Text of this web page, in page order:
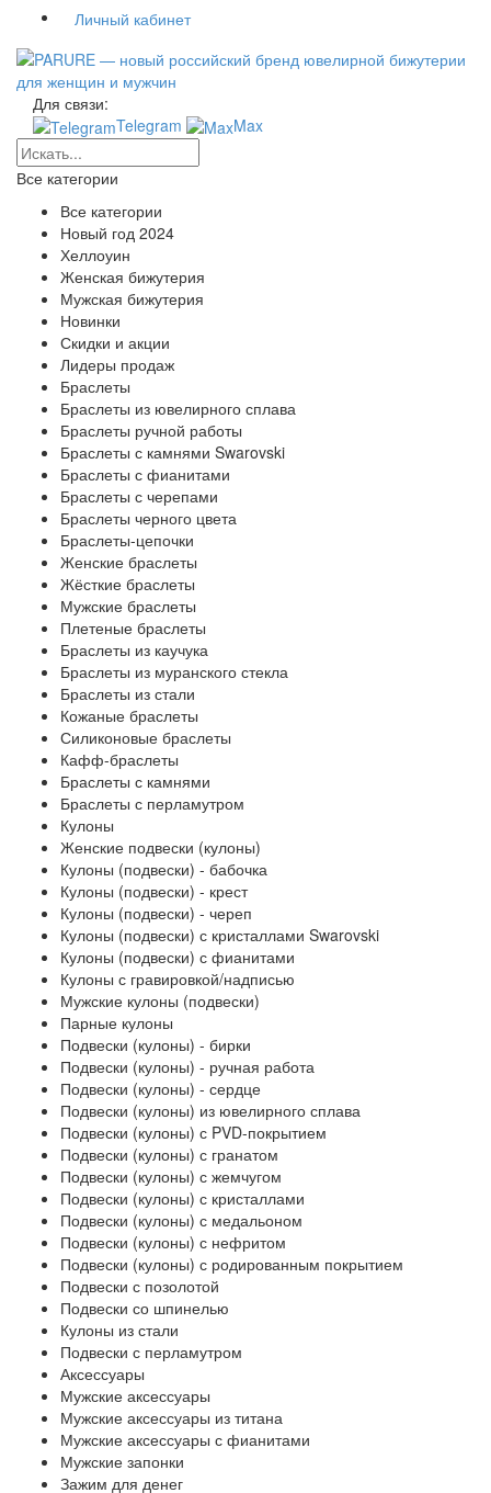
Личный кабинет
Для связи:
Telegram
Max
Все категории
Все категории
Новый год 2024
Хеллоуин
Женская бижутерия
Мужская бижутерия
Новинки
Скидки и акции
Лидеры продаж
Браслеты
Браслеты из ювелирного сплава
Браслеты ручной работы
Браслеты с камнями Swarovski
Браслеты с фианитами
Браслеты с черепами
Браслеты черного цвета
Браслеты-цепочки
Женские браслеты
Жёсткие браслеты
Мужские браслеты
Плетеные браслеты
Браслеты из каучука
Браслеты из муранского стекла
Браслеты из стали
Кожаные браслеты
Силиконовые браслеты
Кафф-браслеты
Браслеты с камнями
Браслеты с перламутром
Кулоны
Женские подвески (кулоны)
Кулоны (подвески) - бабочка
Кулоны (подвески) - крест
Кулоны (подвески) - череп
Кулоны (подвески) с кристаллами Swarovski
Кулоны (подвески) с фианитами
Кулоны с гравировкой/надписью
Мужские кулоны (подвески)
Парные кулоны
Подвески (кулоны) - бирки
Подвески (кулоны) - ручная работа
Подвески (кулоны) - сердце
Подвески (кулоны) из ювелирного сплава
Подвески (кулоны) с PVD-покрытием
Подвески (кулоны) с гранатом
Подвески (кулоны) с жемчугом
Подвески (кулоны) с кристаллами
Подвески (кулоны) с медальоном
Подвески (кулоны) с нефритом
Подвески (кулоны) с родированным покрытием
Подвески с позолотой
Подвески со шпинелью
Кулоны из стали
Подвески с перламутром
Аксессуары
Мужские аксессуары
Мужские аксессуары из титана
Мужские аксессуары с фианитами
Мужские запонки
Зажим для денег